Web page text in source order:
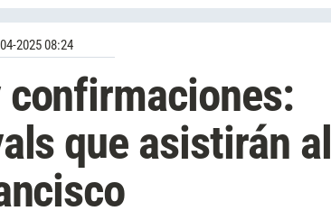
2025 08:24
confirmaciones:
que asistirán al